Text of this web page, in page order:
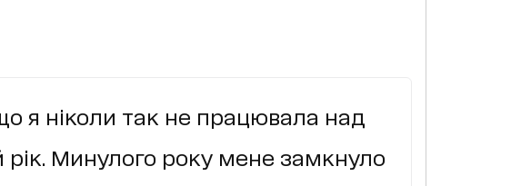
я ніколи так не працювала над
рік. Минулого року мене замкнуло